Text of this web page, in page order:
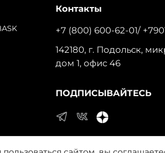
Контакты
+7 (800) 600-62-01/
142180, г. Подольск,
дом 1, офис 46
ПОДПИСЫВАЙТЕСЬ